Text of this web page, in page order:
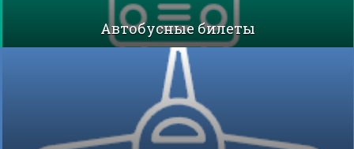
Автобусные билеты